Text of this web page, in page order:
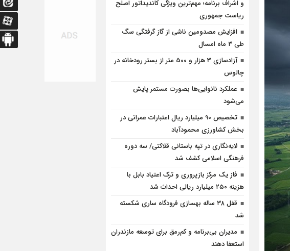
و اشراف برنامه؛ مهم‌ترین ویژگی کاندیداتور اصلح
ریاست جمهوری
افزایش مصدومین ناشی از گاز گرفتگی سگ
طی ۳ ماه امسال
آزادسازی 3 هزار و 500 متر از بستر رودخانه در
چالوس
عملکرد نانوایی‌ها بصورت مستمر پایش
می‌شود
تخصیص 90 میلیارد ریال اعتبارات عمرانی در
بخش کشاورزی محمودآباد
لایه‌نگاری در تپه باستانی قلاکتی/ سه دوره
فرهنگی اسلامی کشف شد
فاز یک مرکز بازپروری و ترک اعتیاد بابل با
هزینه ۲۵۰ میلیارد ریالی احداث شد
قفل ۳۸ ساله بهسازی فرودگاه ساری شکسته
شد
مدیران بی‌برنامه و کم‌رمق برای توسعه مازندران
استعفا دهند